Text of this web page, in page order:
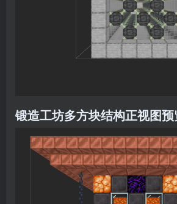
锻造工坊多方块结构正视图预